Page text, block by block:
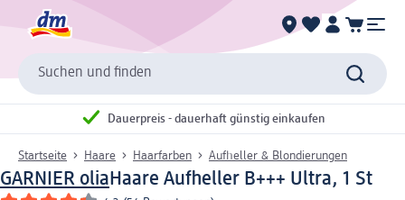
Suchen und finden
Dauerpreis - dauerhaft günstig einkaufen
Startseite Haare Haarfarben Aufheller & Blondierungen
GARNIER olia Haare Aufheller B+++ Ultra, 1 St